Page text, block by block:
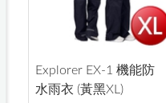
Explorer EX-1 機能防
水雨衣 (黃黑XL)